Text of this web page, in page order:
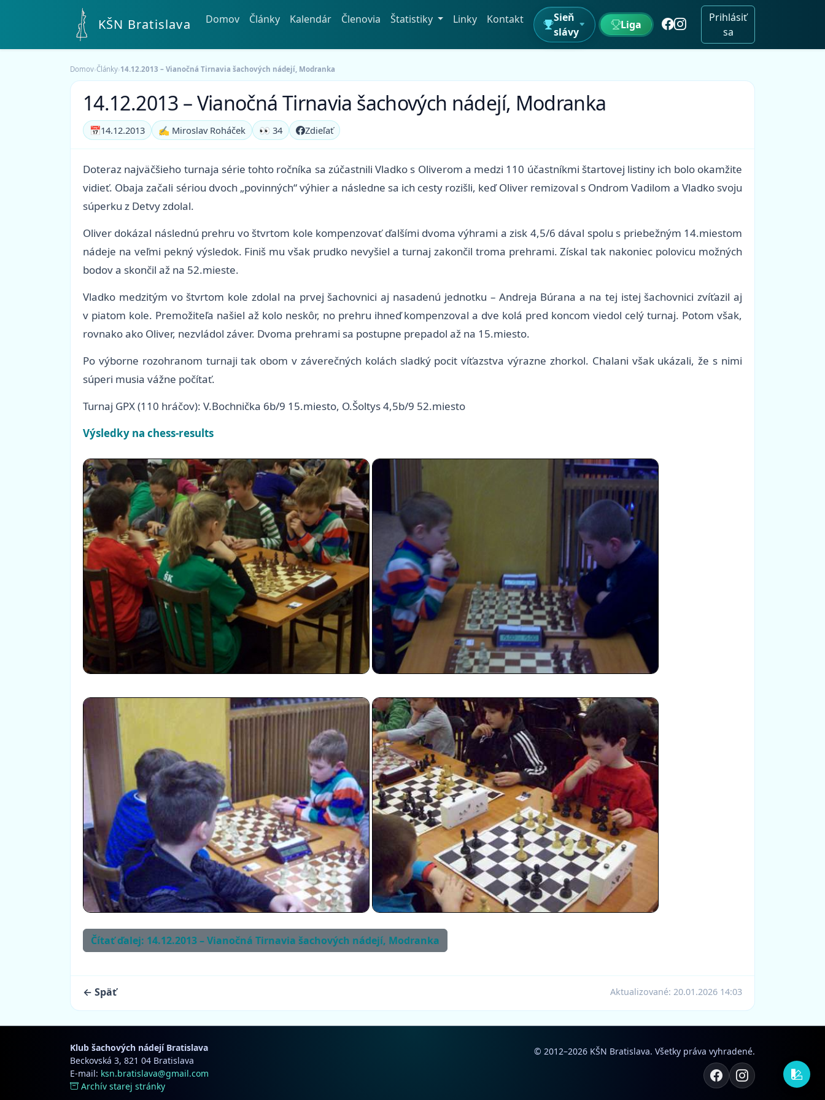
KŠN Bratislava Domov Články Kalendár Členovia Štatistiky Linky Kontakt
Sieň
slávy
Liga
Prihlásiť
sa
Domov›Články›14.12.2013 – Vianočná Tirnavia šachových nádejí, Modranka
14.12.2013 – Vianočná Tirnavia šachových nádejí, Modranka
📅14.12.2013 ✍️ Miroslav Roháček 👀 34 Zdieľať
Doteraz najväčšieho turnaja série tohto ročníka sa zúčastnili Vladko s Oliverom a medzi 110 účastníkmi štartovej listiny ich bolo okamžite
vidieť. Obaja začali sériou dvoch „povinných“ výhier a následne sa ich cesty rozišli, keď Oliver remizoval s Ondrom Vadilom a Vladko svoju
súperku z Detvy zdolal.
Oliver dokázal následnú prehru vo štvrtom kole kompenzovať ďalšími dvoma výhrami a zisk 4,5/6 dával spolu s priebežným 14.miestom
nádeje na veľmi pekný výsledok. Finiš mu však prudko nevyšiel a turnaj zakončil troma prehrami. Získal tak nakoniec polovicu možných
bodov a skončil až na 52.mieste.
Vladko medzitým vo štvrtom kole zdolal na prvej šachovnici aj nasadenú jednotku – Andreja Búrana a na tej istej šachovnici zvíťazil aj
v piatom kole. Premožiteľa našiel až kolo neskôr, no prehru ihneď kompenzoval a dve kolá pred koncom viedol celý turnaj. Potom však,
rovnako ako Oliver, nezvládol záver. Dvoma prehrami sa postupne prepadol až na 15.miesto.
Po výborne rozohranom turnaji tak obom v záverečných kolách sladký pocit víťazstva výrazne zhorkol. Chalani však ukázali, že s nimi
súperi musia vážne počítať.
Turnaj GPX (110 hráčov): V.Bochnička 6b/9 15.miesto, O.Šoltys 4,5b/9 52.miesto
Výsledky na chess-results
Čítať ďalej: 14.12.2013 – Vianočná Tirnavia šachových nádejí, Modranka
← Späť Aktualizované: 20.01.2026 14:03
Klub šachových nádejí Bratislava
Beckovská 3, 821 04 Bratislava
E-mail: ksn.bratislava@gmail.com
Archív starej stránky
© 2012–2026 KŠN Bratislava. Všetky práva vyhradené.